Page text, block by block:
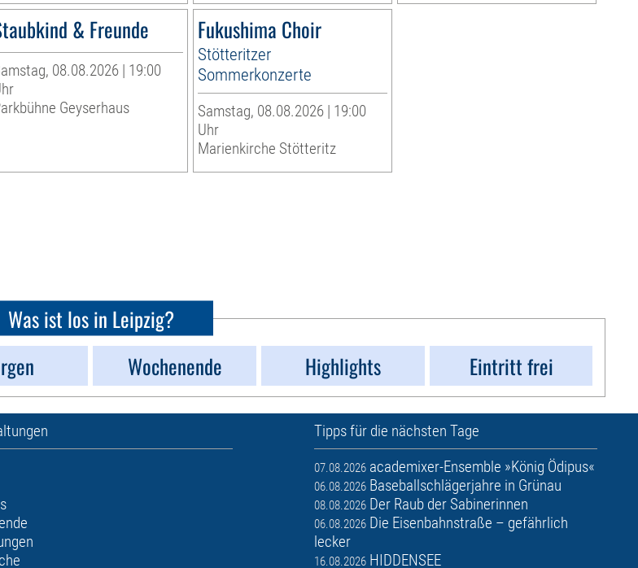
& Freunde
08.08.2026 | 19:00
Geyserhaus
Fukushima Choir
Stötteritzer
Sommerkonzerte
Samstag, 08.08.2026 | 19:00
Uhr
Marienkirche Stötteritz
Was ist los in Leipzig?
Wochenende Highlights Eintritt frei
Tipps für die nächsten Tage
07.08.2026 academixer-Ensemble »König Ödipus«
06.08.2026 Baseballschlägerjahre in Grünau
08.08.2026 Der Raub der Sabinerinnen
06.08.2026 Die Eisenbahnstraße – gefährlich
lecker
16.08.2026 HIDDENSEE